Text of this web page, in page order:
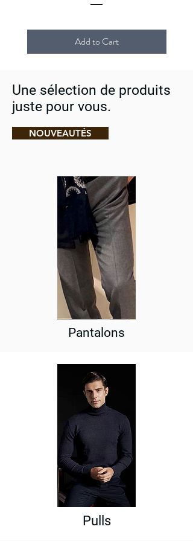
Add to Cart
Une sélection de produits
juste pour vous.
NOUVEAUTÉS
Pantalons
Pulls